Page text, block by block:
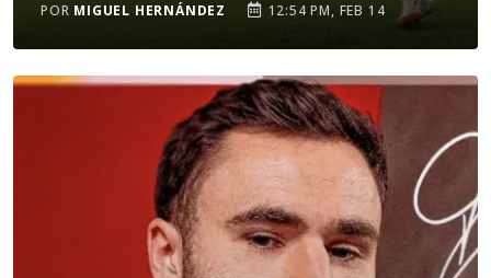
POR MIGUEL HERNÁNDEZ 12:54 PM, FEB 14